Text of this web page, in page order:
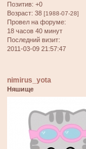
Позитив: +0
Возраст: 38 [1988-07-28]
Провел на форуме:
18 часов 40 минут
Последний визит:
2011-03-09 21:57:47
nimirus_yota
Няшище